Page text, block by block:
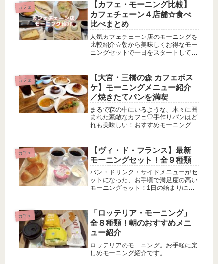
カフェ
【カフェ・モーニング比較】
カフェチェーン４店舗☆食べ
比べまとめ
人気カフェチェーン店のモーニングを
比較紹介☆朝から美味しくお得なモー
ニングセットで一日をスタートしてみ
カフェ
【大宮・三橋の森 カフェボス
ケ】モーニングメニュー紹介
／焼きたてパンを満喫
まるで森の中にいるような、木々に囲
まれた素敵なカフェ♡手作りパンはど
れも美味しい！おすすめモーニング紹
カフェ
【ヴィ・ド・フランス】最新
モーニングセット！全９種類
パン・ドリンク・サイドメニューがセ
ットになった、お手頃で満足度の高い
モーニングセット！1日の始まりにい
カフェ
「ロッテリア・モーニング」
全８種類！朝のおすすめメニ
ュー紹介
ロッテリアのモーニング。お手軽に楽
しめモーニング紹介です。